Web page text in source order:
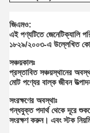
জিএমও:
এই পণ্যটিতে জেনেটিক্যালি
১৮২৯/২০০৩-এ উল্লেখিত
সঞ্চয়কালঃ
প্রস্তাবিত সঞ্চয়স্থানের
মোট পণ্যের বাল্ক জীবন
সংরক্ষণের অবস্থাঃ
গন্ধযুক্ত পদার্থ থেকে দূরে
সংরক্ষণ করুন। এবং স্টক